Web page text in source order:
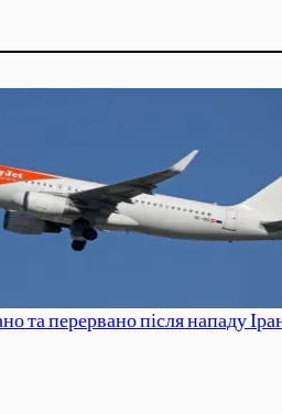
та перервано після нападу